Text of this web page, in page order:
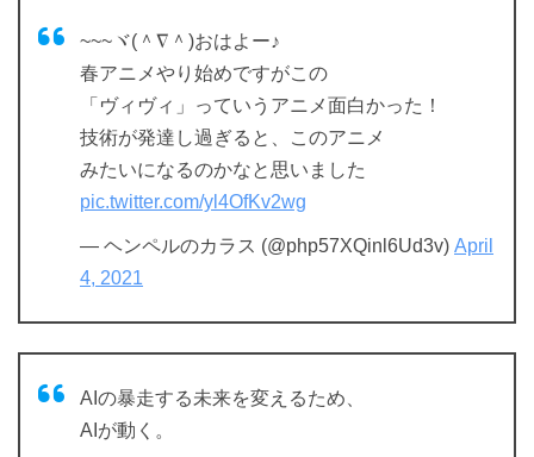
~~~ヾ(＾∇＾)おはよー♪
春アニメやり始めですがこの
「ヴィヴィ」っていうアニメ面白かった！
技術が発達し過ぎると、このアニメ
みたいになるのかなと思いました
pic.twitter.com/yl4OfKv2wg
— ヘンペルのカラス (@php57XQinl6Ud3v) April
4, 2021
AIの暴走する未来を変えるため、
AIが動く。